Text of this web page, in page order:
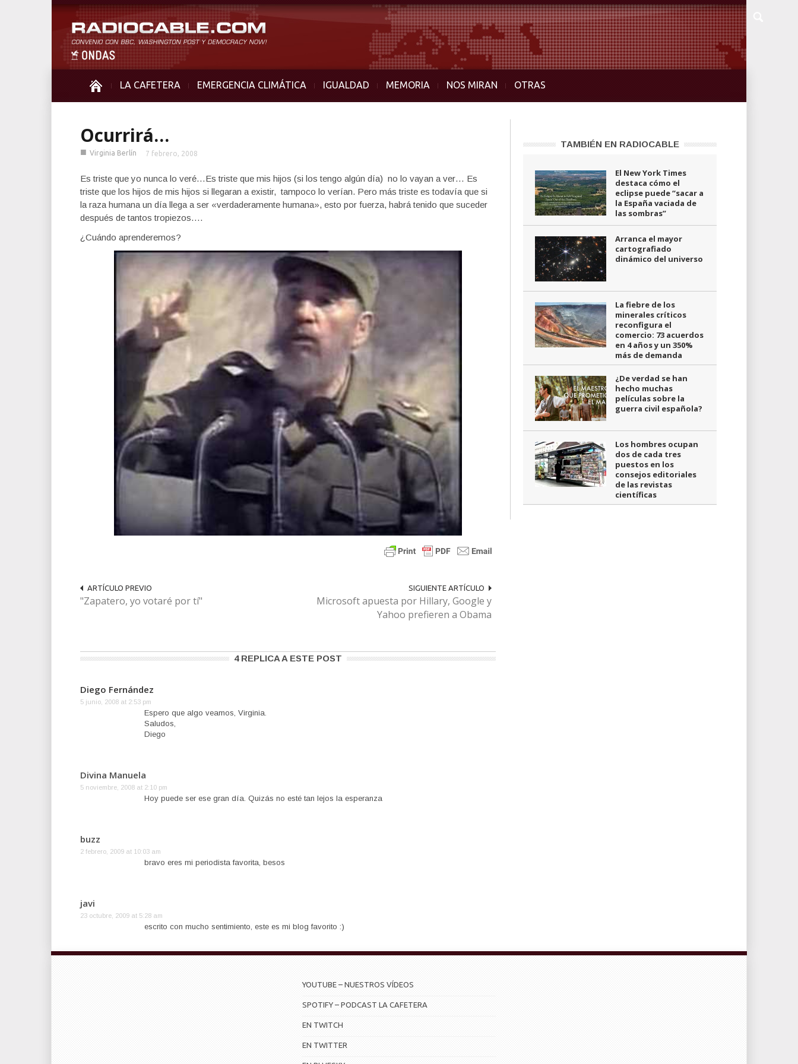
LA CAFETERA EMERGENCIA CLIMÁTICA IGUALDAD MEMORIA NOS MIRAN OTRAS
Ocurrirá…
■ Virginia Berlín 7 febrero, 2008
Es triste que yo nunca lo veré…Es triste que mis hijos (si los tengo algún día) no lo vayan a ver… Es
triste que los hijos de mis hijos si llegaran a existir, tampoco lo verían. Pero más triste es todavía que si
la raza humana un día llega a ser «verdaderamente humana», esto por fuerza, habrá tenido que suceder
después de tantos tropiezos….
¿Cuándo aprenderemos?
ARTÍCULO PREVIO
"Zapatero, yo votaré por tí"
SIGUIENTE ARTÍCULO
Microsoft apuesta por Hillary, Google y
Yahoo prefieren a Obama
4 REPLICA A ESTE POST
Diego Fernández
5 junio, 2008 at 2:53 pm
Espero que algo veamos, Virginia.
Saludos,
Diego
Divina Manuela
5 noviembre, 2008 at 2:10 pm
Hoy puede ser ese gran día. Quizás no esté tan lejos la esperanza
buzz
2 febrero, 2009 at 10:03 am
bravo eres mi periodista favorita, besos
javi
23 octubre, 2009 at 5:28 am
escrito con mucho sentimiento, este es mi blog favorito :)
TAMBIÉN EN RADIOCABLE
El New York Times
destaca cómo el
eclipse puede “sacar a
la España vaciada de
las sombras”
Arranca el mayor
cartografiado
dinámico del universo
La fiebre de los
minerales críticos
reconfigura el
comercio: 73 acuerdos
en 4 años y un 350%
más de demanda
¿De verdad se han
hecho muchas
películas sobre la
guerra civil española?
Los hombres ocupan
dos de cada tres
puestos en los
consejos editoriales
de las revistas
científicas
YOUTUBE – NUESTROS VÍDEOS
SPOTIFY – PODCAST LA CAFETERA
EN TWITCH
EN TWITTER